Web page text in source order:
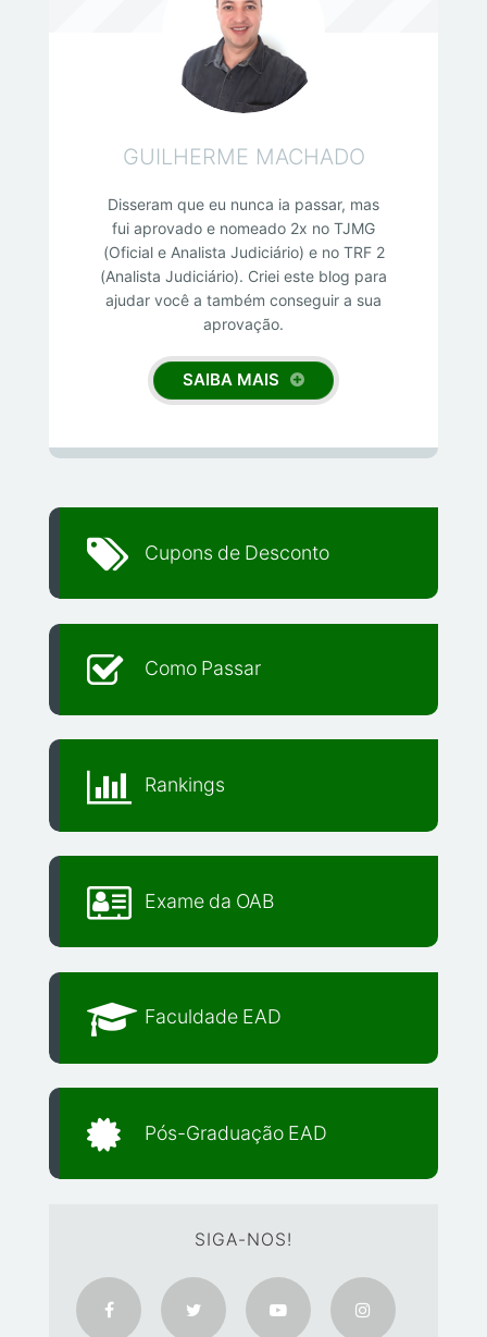
GUILHERME MACHADO
Disseram que eu nunca ia passar, mas
fui aprovado e nomeado 2x no TJMG
(Oficial e Analista Judiciário) e no TRF 2
(Analista Judiciário). Criei este blog para
ajudar você a também conseguir a sua
aprovação.
SAIBA MAIS
Cupons de Desconto
Como Passar
Rankings
Exame da OAB
Faculdade EAD
Pós-Graduação EAD
SIGA-NOS!